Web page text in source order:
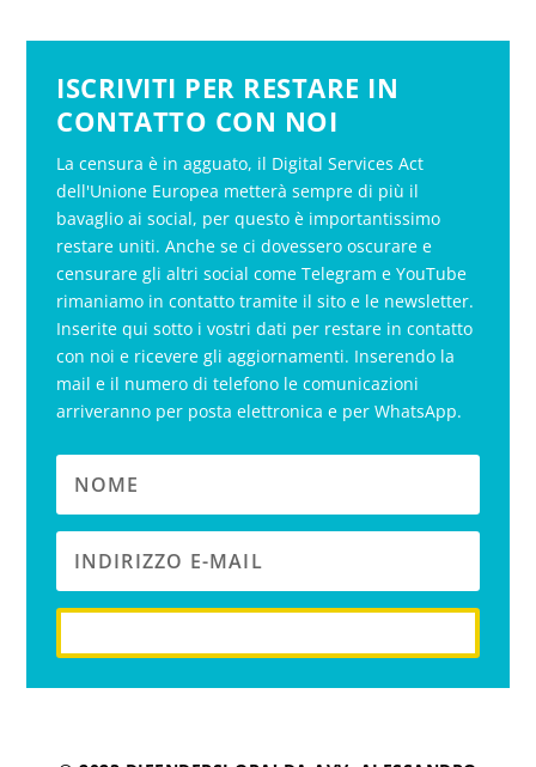
ISCRIVITI PER RESTARE IN
CONTATTO CON NOI
La censura è in agguato, il Digital Services Act
dell'Unione Europea metterà sempre di più il
bavaglio ai social, per questo è importantissimo
restare uniti. Anche se ci dovessero oscurare e
censurare gli altri social come Telegram e YouTube
rimaniamo in contatto tramite il sito e le newsletter.
Inserite qui sotto i vostri dati per restare in contatto
con noi e ricevere gli aggiornamenti. Inserendo la
mail e il numero di telefono le comunicazioni
arriveranno per posta elettronica e per WhatsApp.